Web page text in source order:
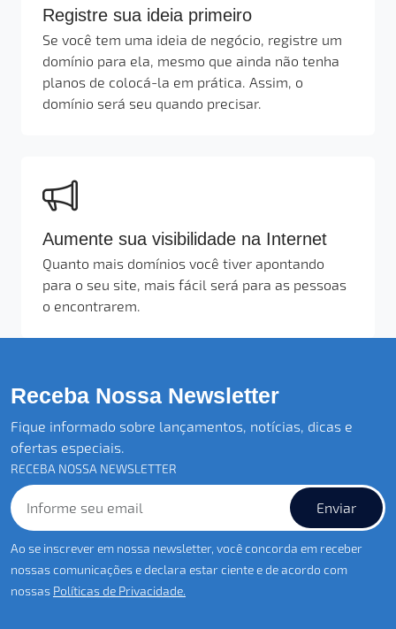
Registre sua ideia primeiro
Se você tem uma ideia de negócio, registre um
domínio para ela, mesmo que ainda não tenha
planos de colocá-la em prática. Assim, o
domínio será seu quando precisar.
Aumente sua visibilidade na Internet
Quanto mais domínios você tiver apontando
para o seu site, mais fácil será para as pessoas
o encontrarem.
Receba Nossa Newsletter
Fique informado sobre lançamentos, notícias, dicas e
ofertas especiais.
RECEBA NOSSA NEWSLETTER
Enviar
Ao se inscrever em nossa newsletter, você concorda em receber
nossas comunicações e declara estar ciente e de acordo com
nossas Políticas de Privacidade.